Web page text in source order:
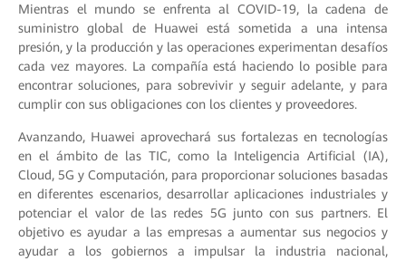
Mientras el mundo se enfrenta al COVID-19, la cadena de
suministro global de Huawei está sometida a una intensa
presión, y la producción y las operaciones experimentan desafíos
cada vez mayores. La compañía está haciendo lo posible para
encontrar soluciones, para sobrevivir y seguir adelante, y para
cumplir con sus obligaciones con los clientes y proveedores.
Avanzando, Huawei aprovechará sus fortalezas en tecnologías
en el ámbito de las TIC, como la Inteligencia Artificial (IA),
Cloud, 5G y Computación, para proporcionar soluciones basadas
en diferentes escenarios, desarrollar aplicaciones industriales y
potenciar el valor de las redes 5G junto con sus partners. El
objetivo es ayudar a las empresas a aumentar sus negocios y
ayudar a los gobiernos a impulsar la industria nacional,